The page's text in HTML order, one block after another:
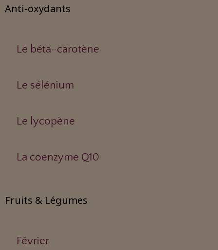
Anti-oxydants
Le béta-carotène
Le sélénium
Le lycopène
La coenzyme Q10
Fruits & Légumes
Février